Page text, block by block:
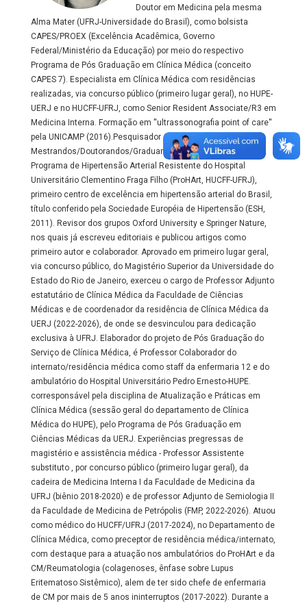
Doutor em Medicina pela mesma
Alma Mater (UFRJ-Universidade do Brasil), como bolsista
CAPES/PROEX (Excelência Acadêmica, Governo
Federal/Ministério da Educação) por meio do respectivo
Programa de Pós Graduação em Clínica Médica (conceito
CAPES 7). Especialista em Clínica Médica com residências
realizadas, via concurso público (primeiro lugar geral), no HUPE-
UERJ e no HUCFF-UFRJ, como Senior Resident Associate/R3 em
Medicina Interna. Formação em ''ultrassonografia point of care''
pela UNICAMP (2016).Pesquisador e orientador de
Mestrandos/Doutorandos/Graduandos (PINC) vinculado ao
Programa de Hipertensão Arterial Resistente do Hospital
Universitário Clementino Fraga Filho (ProHArt, HUCFF-UFRJ),
primeiro centro de excelência em hipertensão arterial do Brasil,
título conferido pela Sociedade Européia de Hipertensão (ESH,
2011). Revisor dos grupos Oxford University e Springer Nature,
nos quais já escreveu editoriais e publicou artigos como
primeiro autor e colaborador. Aprovado em primeiro lugar geral,
via concurso público, do Magistério Superior da Universidade do
Estado do Rio de Janeiro, exerceu o cargo de Professor Adjunto
estatutário de Clínica Médica da Faculdade de Ciências
Médicas e de coordenador da residência de Clínica Médica da
UERJ (2022-2026), de onde se desvinculou para dedicação
exclusiva à UFRJ. Elaborador do projeto de Pós Graduação do
Serviço de Clínica Médica, é Professor Colaborador do
internato/residência médica como staff da enfermaria 12 e do
ambulatório do Hospital Universitário Pedro Ernesto-HUPE.
corresponsável pela disciplina de Atualização e Práticas em
Clínica Médica (sessão geral do departamento de Clínica
Médica do HUPE), pelo Programa de Pós Graduação em
Ciências Médicas da UERJ. Experiências pregressas de
magistério e assistência médica - Professor Assistente
substituto , por concurso público (primeiro lugar geral), da
cadeira de Medicina Interna I da Faculdade de Medicina da
UFRJ (biênio 2018-2020) e de professor Adjunto de Semiologia II
da Faculdade de Medicina de Petrópolis (FMP, 2022-2026). Atuou
como médico do HUCFF/UFRJ (2017-2024), no Departamento de
Clínica Médica, como preceptor de residência médica/internato,
com destaque para a atuação nos ambulatórios do ProHArt e da
CM/Reumatologia (colagenoses, ênfase sobre Lupus
Eritematoso Sistêmico), alem de ter sido chefe de enfermaria
de CM por mais de 5 anos ininterruptos (2017-2022). Durante a